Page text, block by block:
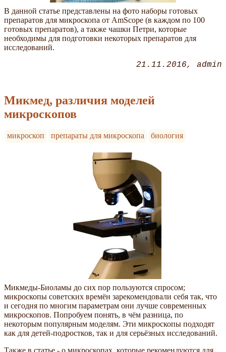
В данной статье представлены на фото наборы готовых
препаратов для микроскопа от AmScope (в каждом по 100
готовых препаратов), а также чашки Петри, которые
необходимы для подготовки некоторых препаратов для
исследований.
21.11.2016 admin
Микмед, различия моделей
микроскопов
микроскоп препараты для микроскопа биология
Микмеды-Биоламы до сих пор пользуются спросом;
микроскопы советских времён зарекомендовали себя так, что
и сегодня по многим параметрам они лучше современных
микроскопов. Попробуем понять, в чём разница, по
некоторым популярным моделям. Эти микроскопы подходят
как для детей-подростков, так и для серьёзных исследований.